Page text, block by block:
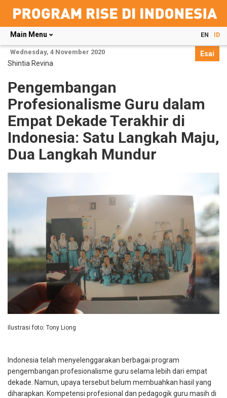
Skip
main
Main Menu EN ID
Esai
Wednesday, 4 November 2020
Shintia Revina
Pengembangan
Profesionalisme Guru dalam
Empat Dekade Terakhir di
Indonesia: Satu Langkah Maju,
Dua Langkah Mundur
Ilustrasi foto: Tony Liong
Indonesia telah menyelenggarakan berbagai program
pengembangan profesionalisme guru selama lebih dari empat
dekade. Namun, upaya tersebut belum membuahkan hasil yang
diharapkan. Kompetensi profesional dan pedagogik guru masih di